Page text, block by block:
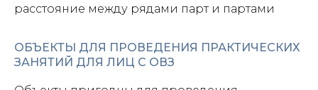
расстояние между рядами парт и партами
ОБЪЕКТЫ ДЛЯ ПРОВЕДЕНИЯ ПРАКТИЧЕСКИХ
ЗАНЯТИЙ ДЛЯ ЛИЦ С ОВЗ